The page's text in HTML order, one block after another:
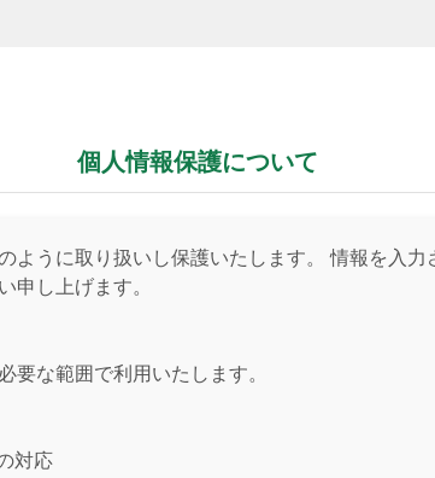
個人情報保護について
ように取り扱いし保護いたします。 情報を入
申し上げます。
要な範囲で利用いたします。
対応